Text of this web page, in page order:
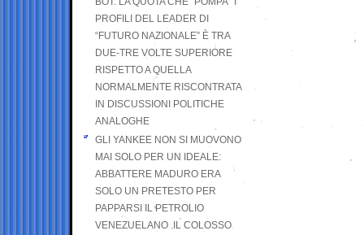
PROFILI DEL LEADER DI
“FUTURO NAZIONALE” È TRA
DUE-TRE VOLTE SUPERIORE
RISPETTO A QUELLA
NORMALMENTE RISCONTRATA
IN DISCUSSIONI POLITICHE
ANALOGHE
GLI YANKEE NON SI MUOVONO
MAI SOLO PER UN IDEALE:
ABBATTERE MADURO ERA
SOLO UN PRETESTO PER
PAPPARSI IL PETROLIO
VENEZUELANO .IL COLOSSO